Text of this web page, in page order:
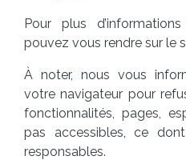
Pour plus
pouvez vous rendre sur le
À noter, nous vous
votre navigateur pour
fonctionnalités, pages,
pas accessibles, ce
responsables.